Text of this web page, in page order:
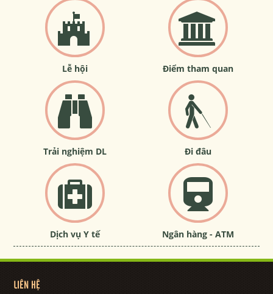
Lễ hội Điểm tham quan
Trải nghiệm DL Đi đâu
Dịch vụ Y tế Ngân hàng - ATM
LIÊN HỆ